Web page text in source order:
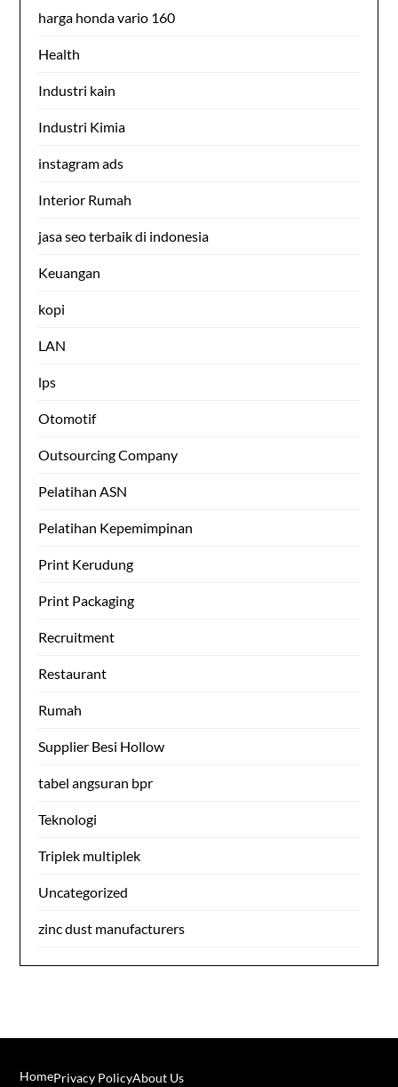
harga honda vario 160
Health
Industri kain
Industri Kimia
instagram ads
Interior Rumah
jasa seo terbaik di indonesia
Keuangan
kopi
LAN
lps
Otomotif
Outsourcing Company
Pelatihan ASN
Pelatihan Kepemimpinan
Print Kerudung
Print Packaging
Recruitment
Restaurant
Rumah
Supplier Besi Hollow
tabel angsuran bpr
Teknologi
Triplek multiplek
Uncategorized
zinc dust manufacturers
HomePrivacy PolicyAbout Us